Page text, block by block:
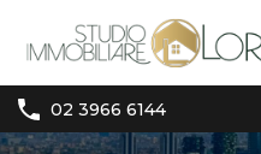
02 3966 6144